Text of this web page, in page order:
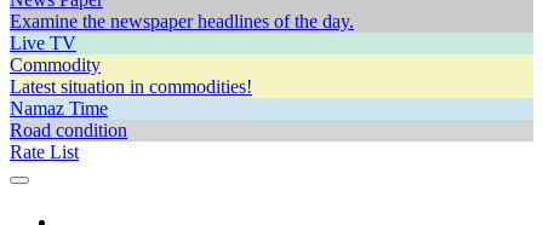
Examine the newspaper headlines of the day.
Live TV
Commodity
Latest situation in commodities!
Namaz Time
Road condition
Rate List